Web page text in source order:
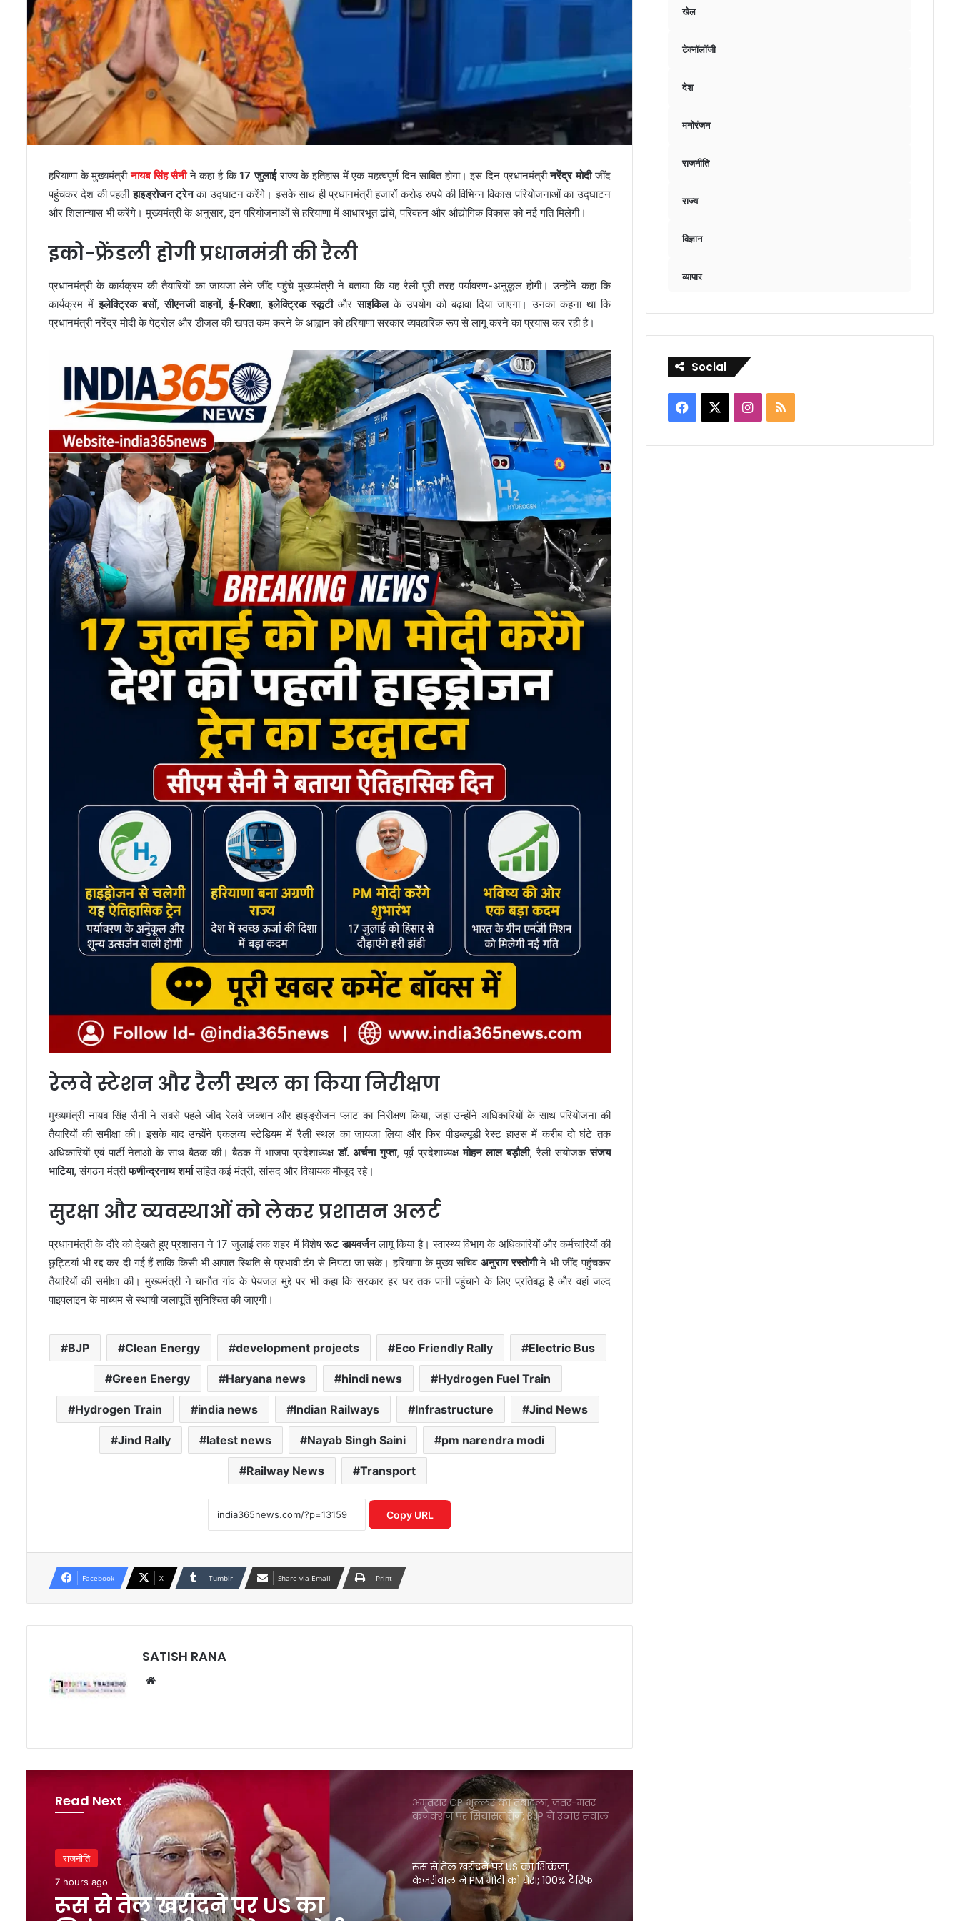
हरियाणा के मुख्यमंत्रीनायब सिंह सैनीने कहा है कि17 जुलाईराज्य के इतिहास में एक महत्वपूर्ण दिन साबित होगा। इस दिन प्रधानमंत्रीनरेंद्र मोदीजींद
पहुंचकर देश की पहलीहाइड्रोजन ट्रेनका उद्घाटन करेंगे। इसके साथ ही प्रधानमंत्री हजारों करोड़ रुपये की विभिन्न विकास परियोजनाओं का उद्घाटन
और शिलान्यास भी करेंगे। मुख्यमंत्री के अनुसार, इन परियोजनाओं से हरियाणा में आधारभूत ढांचे, परिवहन और औद्योगिक विकास को नई गति मिलेगी।
इको-फ्रेंडली होगी प्रधानमंत्री की रैली
प्रधानमंत्री के कार्यक्रम की तैयारियों का जायजा लेने जींद पहुंचे मुख्यमंत्री ने बताया कि यह रैली पूरी तरह पर्यावरण-अनुकूल होगी। उन्होंने कहा कि
कार्यक्रम मेंइलेक्ट्रिक बसों,सीएनजी वाहनों,ई-रिक्शा,इलेक्ट्रिक स्कूटीऔरसाइकिलके उपयोग को बढ़ावा दिया जाएगा। उनका कहना था कि
प्रधानमंत्री नरेंद्र मोदी के पेट्रोल और डीजल की खपत कम करने के आह्वान को हरियाणा सरकार व्यवहारिक रूप से लागू करने का प्रयास कर रही है।
रेलवे स्टेशन और रैली स्थल का किया निरीक्षण
मुख्यमंत्री नायब सिंह सैनी ने सबसे पहले जींद रेलवे जंक्शन और हाइड्रोजन प्लांट का निरीक्षण किया, जहां उन्होंने अधिकारियों के साथ परियोजना की
तैयारियों की समीक्षा की। इसके बाद उन्होंने एकलव्य स्टेडियम में रैली स्थल का जायजा लिया और फिर पीडब्ल्यूडी रेस्ट हाउस में करीब दो घंटे तक
अधिकारियों एवं पार्टी नेताओं के साथ बैठक की। बैठक में भाजपा प्रदेशाध्यक्षडॉ. अर्चना गुप्ता, पूर्व प्रदेशाध्यक्षमोहन लाल बड़ौली, रैली संयोजकसंजय
भाटिया, संगठन मंत्रीफणीन्द्रनाथ शर्मासहित कई मंत्री, सांसद और विधायक मौजूद रहे।
सुरक्षा और व्यवस्थाओं को लेकर प्रशासन अलर्ट
प्रधानमंत्री के दौरे को देखते हुए प्रशासन ने 17 जुलाई तक शहर में विशेषरूट डायवर्जनलागू किया है। स्वास्थ्य विभाग के अधिकारियों और कर्मचारियों की
छुट्टियां भी रद्द कर दी गई हैं ताकि किसी भी आपात स्थिति से प्रभावी ढंग से निपटा जा सके। हरियाणा के मुख्य सचिव अनुराग रस्तोगीने भी जींद पहुंचकर
तैयारियों की समीक्षा की। मुख्यमंत्री ने चानौत गांव के पेयजल मुद्दे पर भी कहा कि सरकार हर घर तक पानी पहुंचाने के लिए प्रतिबद्ध है और वहां जल्द
पाइपलाइन के माध्यम से स्थायी जलापूर्ति सुनिश्चित की जाएगी।
BJP Clean Energy development projects Eco Friendly Rally Electric Bus
Green Energy Haryana news hindi news Hydrogen Fuel Train
Hydrogen Train india news Indian Railways Infrastructure Jind News
Jind Rally latest news Nayab Singh Saini pm narendra modi
Railway News Transport
Copy URL
Facebook X Tumblr Share via Email Print
SATISH RANA
Read Next
राजनीति
7 hours ago
रूस से तेल खरीदने पर US का
दिल्ली मेट्रो से सफर करने वालों के लिए जरूरी
युवाओं को साधने मैदान में उतरे निशांत कुमार
कहा- वह मुझे सगी बहन मानते थे
अमृतसर CP भुल्लर का तबादला, जंतर-मंतर
कनेक्शन पर सियासत तेज; BJP ने उठाए सवाल
रूस से तेल खरीदने पर US का शिकंजा,
केजरीवाल ने PM मोदी को घेरा; 100% टैरिफ
बिल पर सियासत तेज
खेल
टेक्नॉलॉजी
देश
मनोरंजन
राजनीति
राज्य
विज्ञान
व्यापार
Social
Facebook Instagram
RSS